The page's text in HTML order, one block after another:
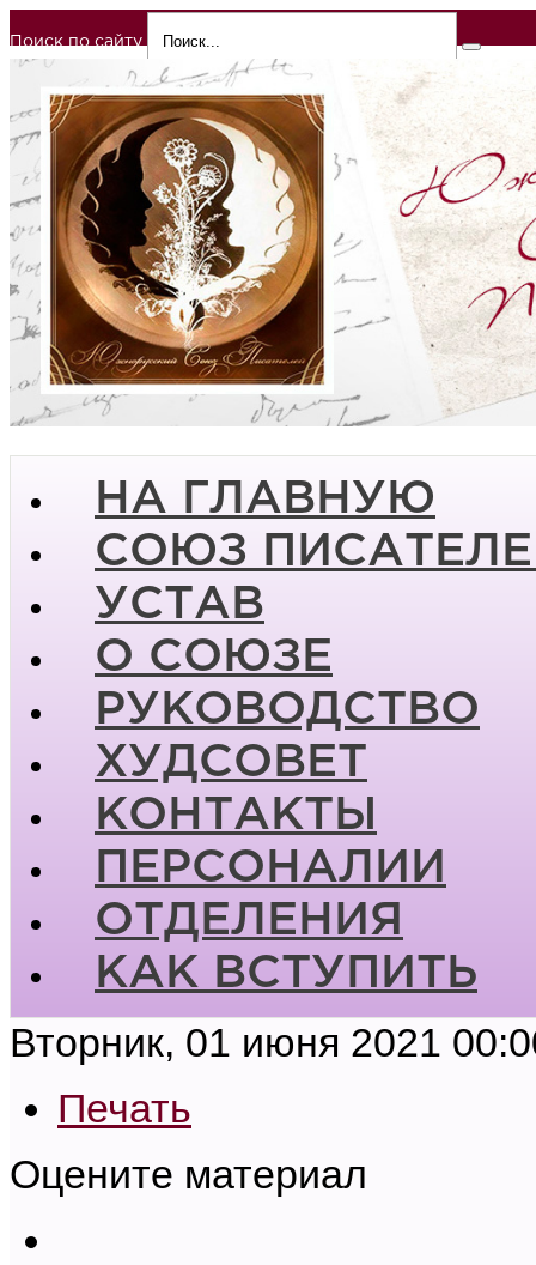
Поиск по сайту
НА ГЛАВНУЮ
СОЮЗ
УСТАВ
О СОЮЗЕ
РУКОВОДСТВО
ХУДСОВЕТ
КОНТАКТЫ
ПЕРСОНАЛИИ
ОТДЕЛЕНИЯ
КАК ВСТУПИТЬ
Вторник, 01 июня 2021
Печать
Оцените материал